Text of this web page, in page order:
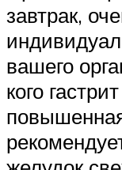
завтрак,
вашего
кого